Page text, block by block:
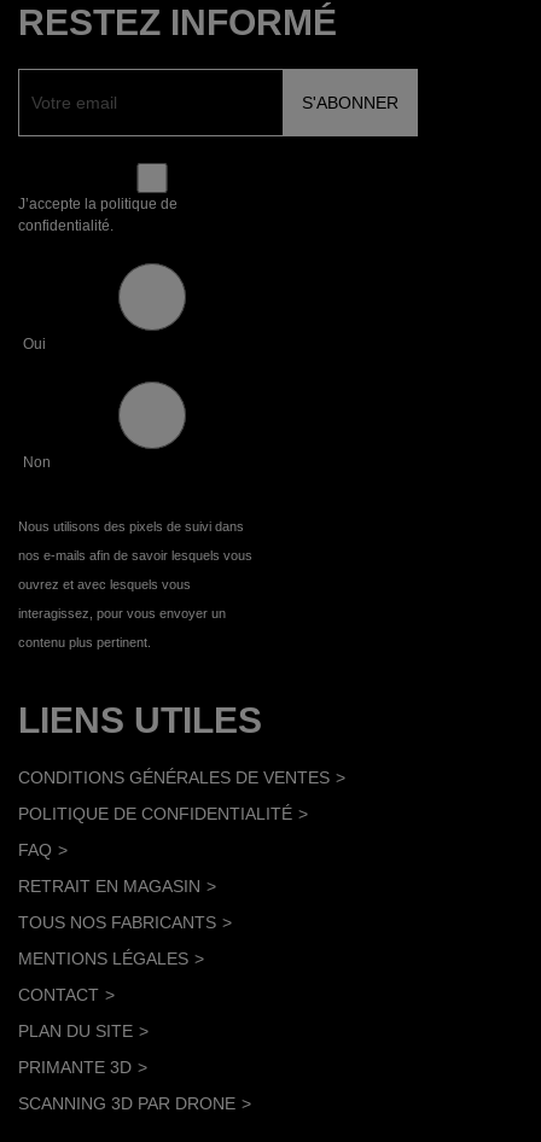
RESTEZ INFORMÉ
J’accepte la politique de
confidentialité.
Oui
Non
Nous utilisons des pixels de suivi dans
nos e-mails afin de savoir lesquels vous
ouvrez et avec lesquels vous
interagissez, pour vous envoyer un
contenu plus pertinent.
LIENS UTILES
CONDITIONS GÉNÉRALES DE VENTES
POLITIQUE DE CONFIDENTIALITÉ
FAQ
RETRAIT EN MAGASIN
TOUS NOS FABRICANTS
MENTIONS LÉGALES
CONTACT
PLAN DU SITE
PRIMANTE 3D
SCANNING 3D PAR DRONE